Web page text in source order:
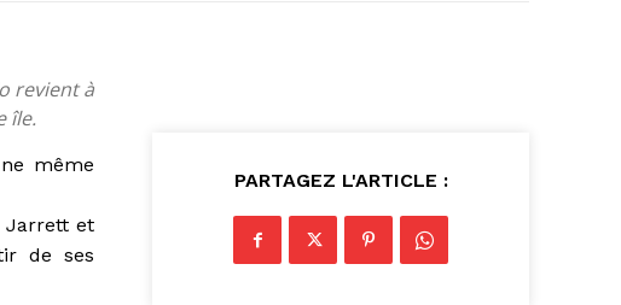
revient à
île.
même
Jarrett et
de ses
PARTAGEZ L'ARTICLE :